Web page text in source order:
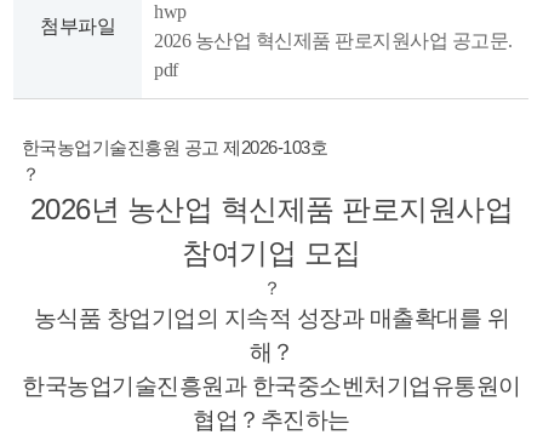
창 인 메
뉴
첨부파일
hwp
2026 농산업 혁신제품 판로지원사업 공고문.
pdf
한국농업기술진흥원 공고 제2026-103호
？
2026년 농산업 혁신제품 판로지원사업
참여기업 모집
？
농식품 창업기업의 지속적 성장과 매출확대를 위
해？
한국농업기술진흥원과 한국중소벤처기업유통원이
협업？ 추진하는